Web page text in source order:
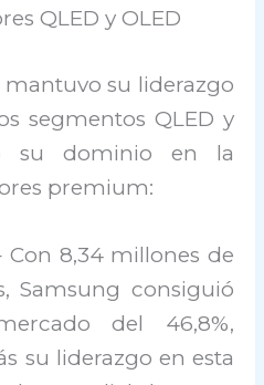
QLED y OLED
su liderazgo
segmentos QLED y
su dominio en la
premium:
Con 8,34 millones de
Samsung consiguió
del 46,8%,
su liderazgo en esta